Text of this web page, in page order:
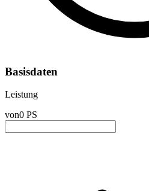
Basisdaten
Leistung
von0 PS